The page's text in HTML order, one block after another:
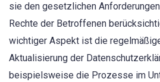
sie den gesetzlichen
Rechte der Betroffenen
wichtiger Aspekt ist die
Aktualisierung der
beispielsweise die Prozesse im